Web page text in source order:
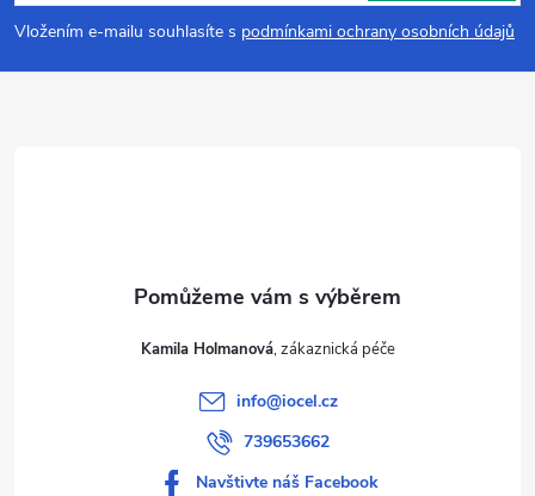
p
a
Vložením e-mailu souhlasíte s podmínkami ochrany osobních údajů
Kamila Holmanová
info@iocel.cz
739653662
Navštivte náš Facebook